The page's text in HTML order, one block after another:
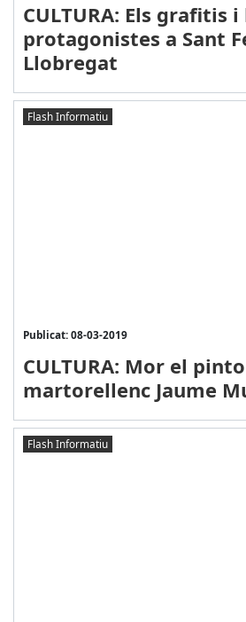
CULTURA: Els grafitis
protagonistes a Sant
Llobregat
Flash Informatiu
Publicat: 08-03-2019
CULTURA: Mor el
martorellenc Jaume
Flash Informatiu